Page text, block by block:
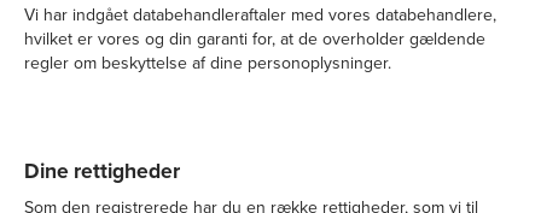
Vi har indgået databehandleraftaler med vores databehandlere,
hvilket er vores og din garanti for, at de overholder gældende
regler om beskyttelse af dine personoplysninger.
Dine rettigheder
Som den registrerede har du en række rettigheder, som vi til